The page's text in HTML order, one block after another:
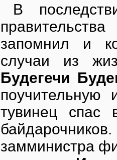
В
запомнил и
случаи из
Будегечи
поучительную
тувинец спас
замминистра